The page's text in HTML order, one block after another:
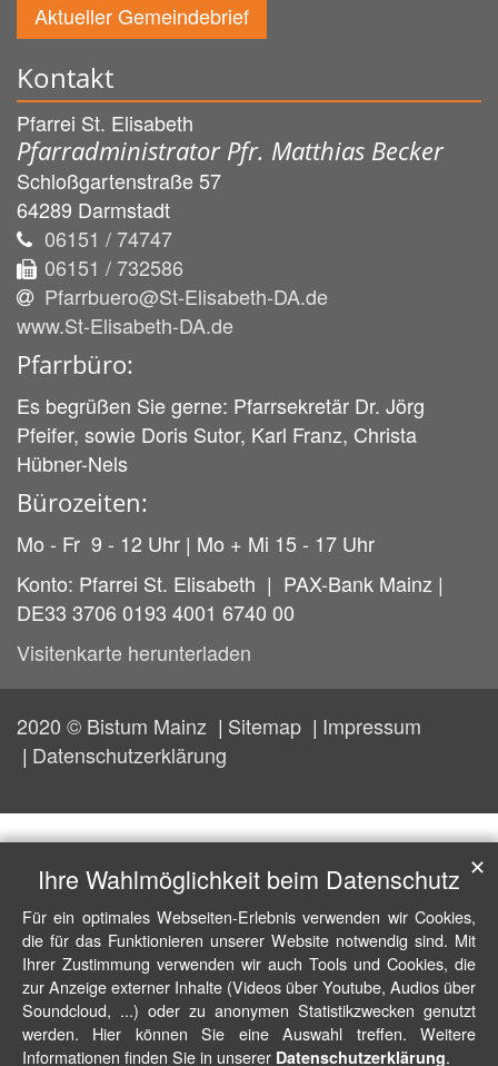
Aktueller Gemeindebrief
Kontakt
Pfarrei St. Elisabeth
Pfarradministrator Pfr. Matthias Becker
Schloßgartenstraße 57
64289 Darmstadt
06151 / 74747
06151 / 732586
Pfarrbuero@St-Elisabeth-DA.de
www.St-Elisabeth-DA.de
Pfarrbüro:
Es begrüßen Sie gerne: Pfarrsekretär Dr. Jörg
Pfeifer, sowie Doris Sutor, Karl Franz, Christa
Hübner-Nels
Bürozeiten:
Mo - Fr 9 - 12 Uhr | Mo + Mi 15 - 17 Uhr
Konto: Pfarrei St. Elisabeth | PAX-Bank Mainz |
DE33 3706 0193 4001 6740 00
Visitenkarte herunterladen
2020 © Bistum Mainz Sitemap
Impressum
Datenschutzerklärung
Ihre Wahlmöglichkeit beim Datenschutz
Für ein optimales Webseiten-Erlebnis verwenden wir Cookies,
die für das Funktionieren unserer Website notwendig sind. Mit
Ihrer Zustimmung verwenden wir auch Tools und Cookies, die
zur Anzeige externer Inhalte (Videos über Youtube, Audios über
Soundcloud, ...) oder zu anonymen Statistikzwecken genutzt
werden. Hier können Sie eine Auswahl treffen. Weitere
Informationen finden Sie in unserer Datenschutzerklärung.
✕